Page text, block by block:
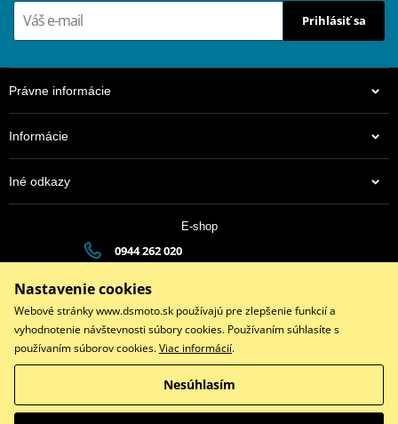
Prihlásiť sa
Právne informácie
Informácie
Iné odkazy
E-shop
0944 262 020
Po-Pia (8:00 - 17:00) | So (9:00 - 12:00)
Facebook Instagram
Copyright © 2026 www.dsmoto.sk
Všetky práva vyhradené
Nastavenie cookies
Webové stránky www.dsmoto.sk používajú pre zlepšenie funkcií a
vyhodnotenie návštevnosti súbory cookies. Používaním súhlasíte s
používaním súborov cookies.Viac informácií.
Nesúhlasím